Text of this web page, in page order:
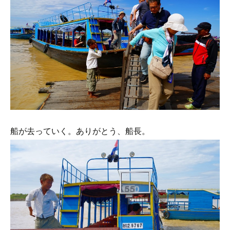
船が去っていく。ありがとう、船長。